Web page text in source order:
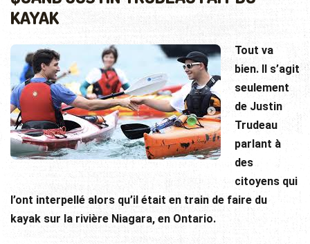
KAYAK
Tout va
bien. Il s’agit
seulement
de Justin
Trudeau
parlant à
des
citoyens qui
l’ont interpellé alors qu’il était en train de faire du
kayak sur la rivière Niagara, en Ontario.